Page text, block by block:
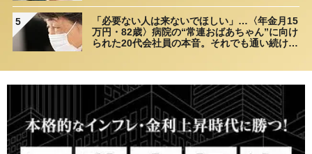
5
「必要ない人は来ないでほしい」…〈年金月15
万円・82歳〉病院の“常連おばあちゃん”に向け
られた20代会社員の本音。それでも通い続ける